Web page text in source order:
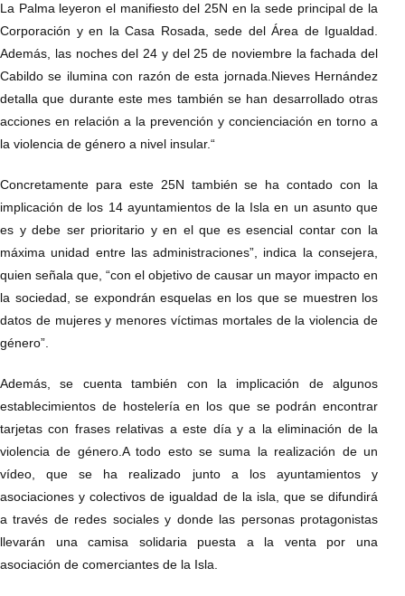
La Palma leyeron el manifiesto del 25N en la sede principal de la
Corporación y en la Casa Rosada, sede del Área de Igualdad.
Además, las noches del 24 y del 25 de noviembre la fachada del
Cabildo se ilumina con razón de esta jornada.Nieves Hernández
detalla que durante este mes también se han desarrollado otras
acciones en relación a la prevención y concienciación en torno a
la violencia de género a nivel insular.“
Concretamente para este 25N también se ha contado con la
implicación de los 14 ayuntamientos de la Isla en un asunto que
es y debe ser prioritario y en el que es esencial contar con la
máxima unidad entre las administraciones”, indica la consejera,
quien señala que, “con el objetivo de causar un mayor impacto en
la sociedad, se expondrán esquelas en los que se muestren los
datos de mujeres y menores víctimas mortales de la violencia de
género”.
Además, se cuenta también con la implicación de algunos
establecimientos de hostelería en los que se podrán encontrar
tarjetas con frases relativas a este día y a la eliminación de la
violencia de género.A todo esto se suma la realización de un
vídeo, que se ha realizado junto a los ayuntamientos y
asociaciones y colectivos de igualdad de la isla, que se difundirá
a través de redes sociales y donde las personas protagonistas
llevarán una camisa solidaria puesta a la venta por una
asociación de comerciantes de la Isla.